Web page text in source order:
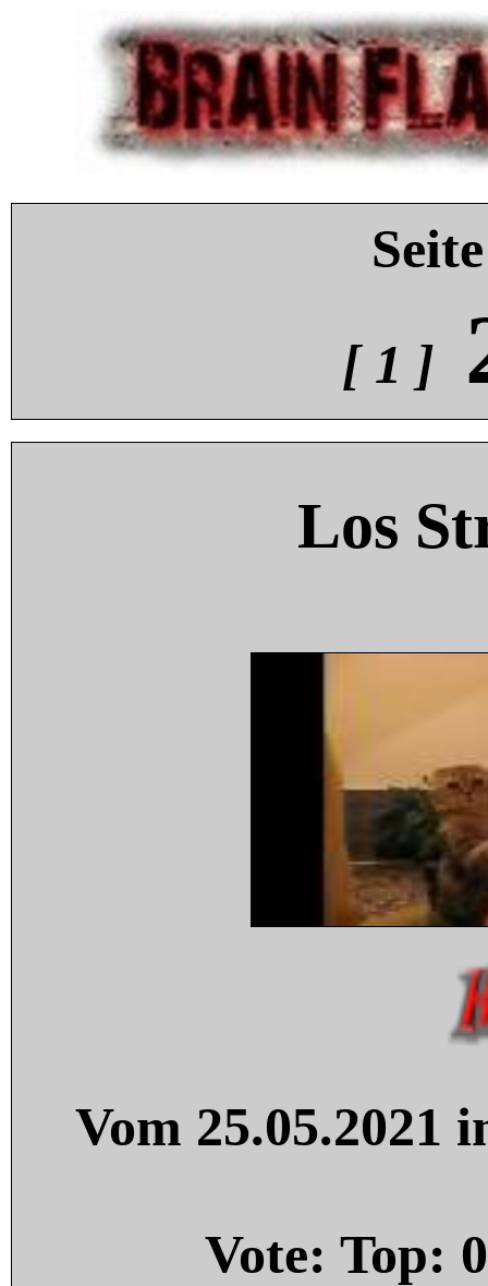
[ 1 ]
Los
Vom 25.05.2021
Vote: Top: 0